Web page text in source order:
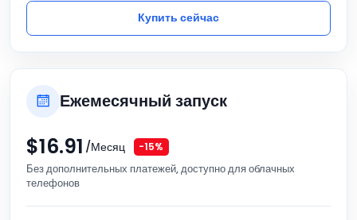
Купить сейчас
Ежемесячный запуск
$16.91 /Месяц -15%
Без дополнительных платежей, доступно для облачных
телефонов